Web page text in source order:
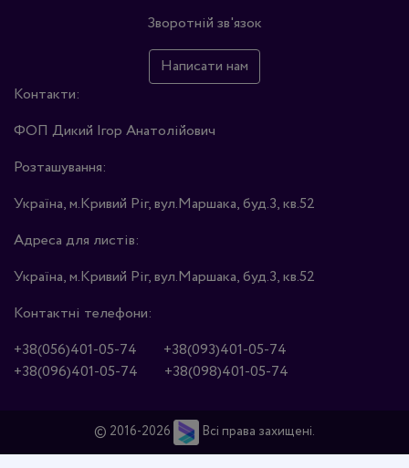
Зворотній зв'язок
Написати нам
Контакти:
ФОП Дикий Ігор Анатолійович
Розташування:
Україна, м.Кривий Ріг, вул.Маршака, буд.3, кв.52
Адреса для листів:
Україна, м.Кривий Ріг, вул.Маршака, буд.3, кв.52
Контактні телефони:
+38(056)401-05-74
+38(093)401-05-74
+38(096)401-05-74
+38(098)401-05-74
© 2016-2026 Всі права захищені.